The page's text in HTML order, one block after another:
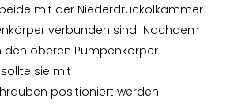
mit der Niederdruckölkammer
verbunden sind Nachdem
den oberen Pumpenkörper
sie mit
positioniert werden.